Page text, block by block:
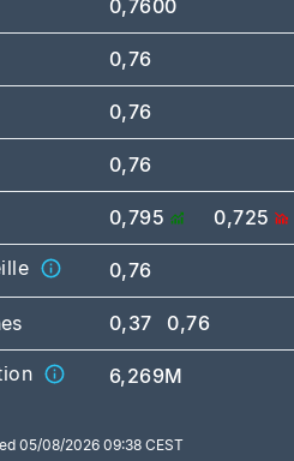
0,7600
0,76
0,76
0,76
0,795 0,725
0,76
0,37 0,76
6,269M
05/08/2026 09:38 CEST